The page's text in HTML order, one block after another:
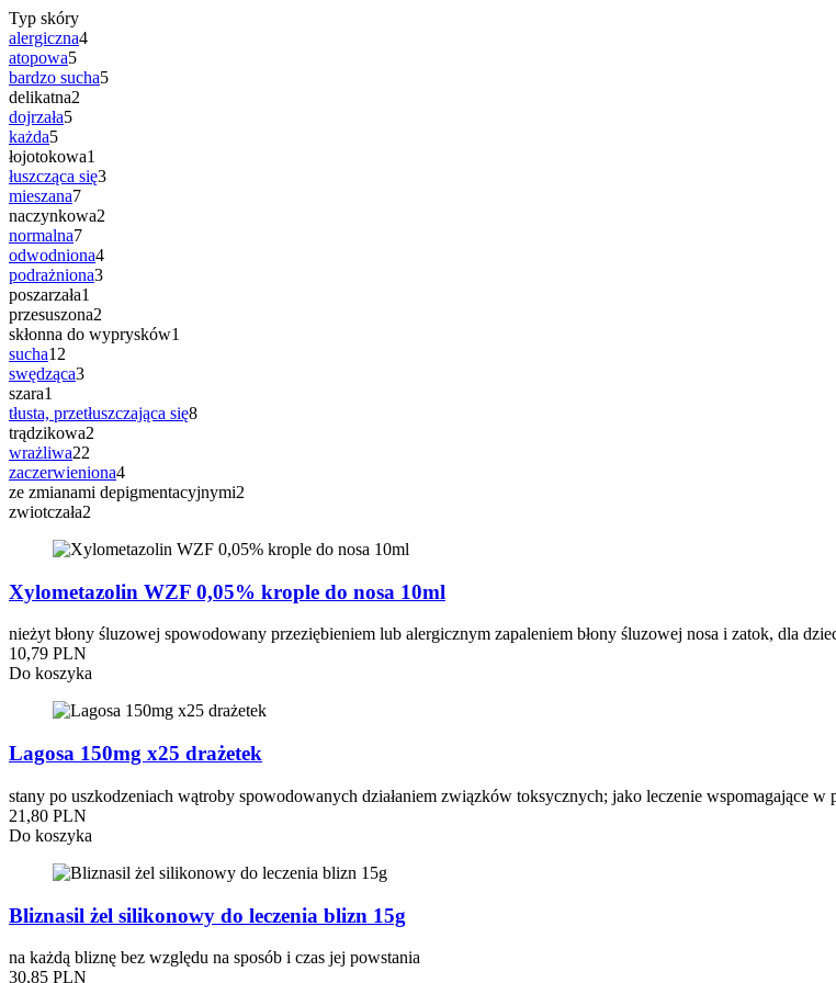
Typ skóry
alergiczna4
atopowa5
bardzo sucha5
delikatna2
dojrzała5
każda5
łojotokowa1
łuszcząca się3
mieszana7
naczynkowa2
normalna7
odwodniona4
podrażniona3
poszarzała1
przesuszona2
skłonna do wyprysków1
sucha12
swędząca3
szara1
tłusta, przetłuszczająca się8
trądzikowa2
wrażliwa22
zaczerwieniona4
ze zmianami depigmentacyjnymi2
zwiotczała2
Xylometazolin WZF 0,05% krople do nosa 10ml
nieżyt błony śluzowej spowodowany przeziębieniem lub alergicznym zapaleniem błony śluzowej nosa i zatok, dla
10,79 PLN
Do koszyka
Lagosa 150mg x25 drażetek
stany po uszkodzeniach wątroby spowodowanych działaniem związków toksycznych; jako leczenie wspomagające w
21,80 PLN
Do koszyka
Bliznasil żel silikonowy do leczenia blizn 15g
na każdą bliznę bez względu na sposób i czas jej powstania
30,85 PLN